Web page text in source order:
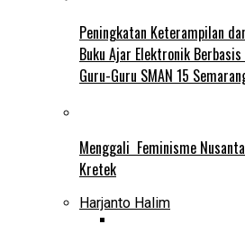
Peningkatan Keterampilan
Buku Ajar Elektronik
Guru-Guru SMAN 15
Menggali Feminisme
Kretek
Harjanto Halim